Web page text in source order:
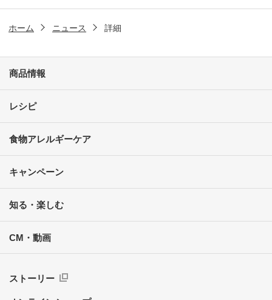
ホーム ニュース 詳細
商品情報
レシピ
食物アレルギーケア
キャンペーン
知る・楽しむ
CM・動画
ストーリー